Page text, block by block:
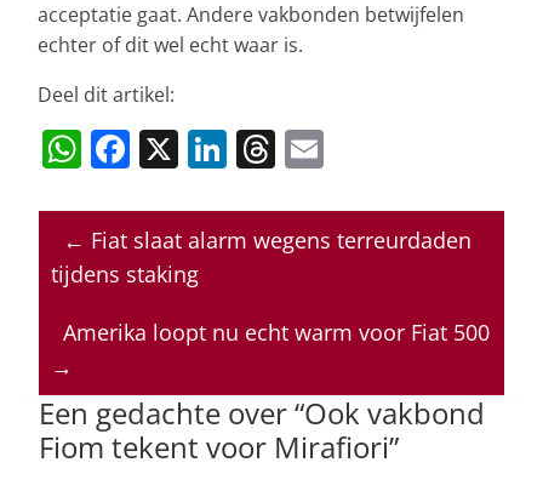
acceptatie gaat. Andere vakbonden betwijfelen
echter of dit wel echt waar is.
Deel dit artikel:
W
at
s
p
p
F
c
e
o
o
k
X Li
k
e
n
T
re
a
s
ai
l
← Fiat slaat alarm wegens terreurdaden
tijdens staking
Amerika loopt nu echt warm voor Fiat 500
→
Een gedachte over “Ook vakbond
Fiom tekent voor Mirafiori”